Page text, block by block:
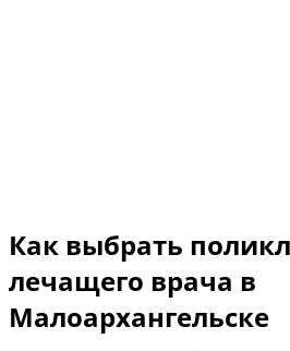
Как выбрать
лечащего врача в
Малоархангельске